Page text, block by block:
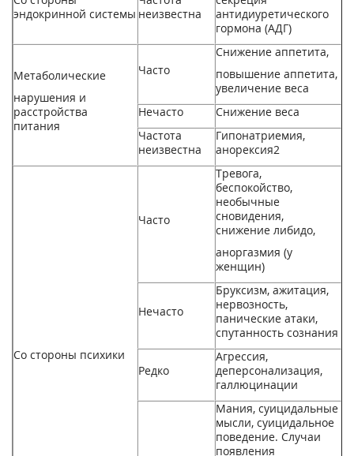
эндокринной системы неизвестна
антидиуретического
гормона (АДГ)
Метаболические
нарушения и
расстройства
питания
Часто
Снижение аппетита,
повышение аппетита,
увеличение веса
Нечасто
Снижение веса
Частота
неизвестна
Гипонатриемия,
анорексия2
Со стороны психики
Часто
Тревога,
беспокойство,
необычные
сновидения,
снижение либидо,
аноргазмия (у
женщин)
Нечасто
Бруксизм, ажитация,
нервозность,
панические атаки,
спутанность сознания
Редко
Агрессия,
деперсонализация,
галлюцинации
Мания, суицидальные
мысли, суицидальное
поведение. Случаи
появления